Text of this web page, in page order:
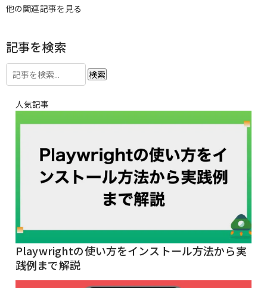
他の関連記事を見る
記事を検索
検索
人気記事
Playwrightの使い方をインストール方法から実
践例まで解説